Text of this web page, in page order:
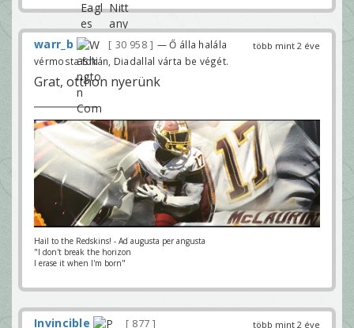
több mint 2 éve
warr_b 30 958
— Ő álla halála
vérmosta fokán, Diadallal várta be végét.
Grat, otthon nyerünk
Hail to the Redskins! - Ad augusta per angusta
"I don't break the horizon
I erase it when I'm born"
több mint 2 éve
Invincible 877